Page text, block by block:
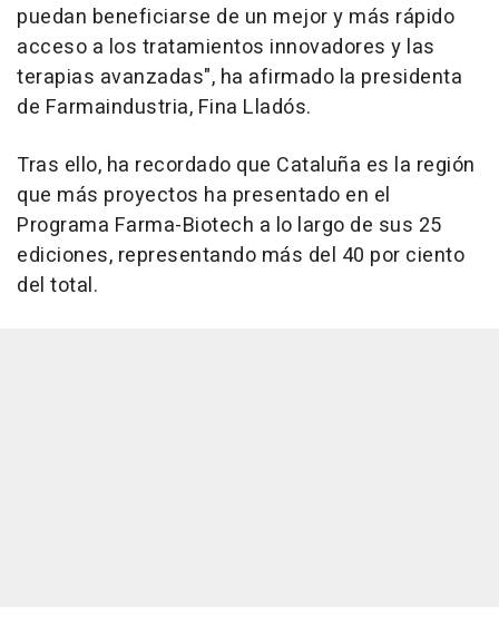
puedan beneficiarse de un mejor y más rápido
acceso a los tratamientos innovadores y las
terapias avanzadas", ha afirmado la presidenta
de Farmaindustria, Fina Lladós.
Tras ello, ha recordado que Cataluña es la región
que más proyectos ha presentado en el
Programa Farma-Biotech a lo largo de sus 25
ediciones, representando más del 40 por ciento
del total.